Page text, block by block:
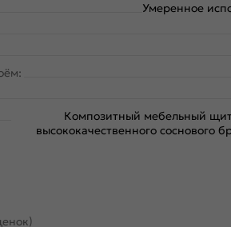
Умеренное
Композитный мебельный
высококачественного соснового